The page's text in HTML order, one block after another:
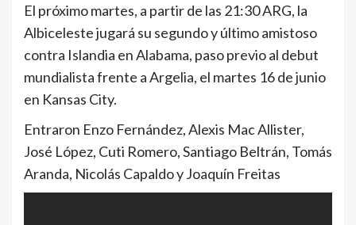
El próximo martes, a partir de las 21:30 ARG, la
Albiceleste jugará su segundo y último amistoso
contra Islandia en Alabama, paso previo al debut
mundialista frente a Argelia, el martes 16 de junio
en Kansas City.
Entraron Enzo Fernández, Alexis Mac Allister,
José López, Cuti Romero, Santiago Beltrán, Tomás
Aranda, Nicolás Capaldo y Joaquín Freitas